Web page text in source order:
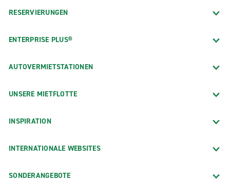
RESERVIERUNGEN
ENTERPRISE PLUS®
AUTOVERMIETSTATIONEN
UNSERE MIETFLOTTE
INSPIRATION
INTERNATIONALE WEBSITES
SONDERANGEBOTE